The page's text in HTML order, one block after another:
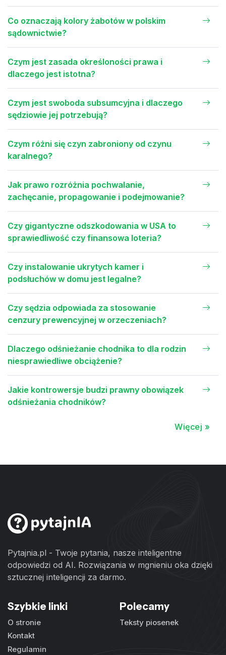
Co oznaczają kolory żabotów w polskim
sądownictwie?
Czym jest zasada określoności prawa i
dlaczego jest istotna?
Czym jest swoboda subsumcyjna i dlaczego
sędziowie jej potrzebują?
Czym różni się czyn zabroniony od czynu
karalnego?
Jak prawo rozróżnia pochwalanie,
zachęcanie, propagowanie i podejmowanie?
Czy gigantyczne odszkodowania w USA to
sprawiedliwość czy finansowa loteria?
Czy instalowanie ukrytych kamer i
podsłuchów w domu jest legalne?
Czy sędzia odpowiada za stosowanie
cenzury prewencyjnej w orzeczeniach?
Dlaczego odśnieżanie chodnika to dla rodzin
niesprawiedliwe obciążenie?
Jakie kontrowersje budzi prawny obowiązek
odśnieżania chodników?
Więcej »
Pytajnia.pl - Twoje pytania, nasze inteligentne
odpowiedzi od AI. Rozwiązania w mgnieniu oka dzięki
sztucznej inteligencji za darmo.
Szybkie linki
O stronie
Kontakt
Regulamin
Polecamy
Teksty piosenek